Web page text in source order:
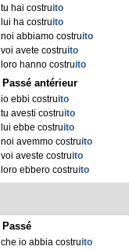
tu hai costruito
lui ha costruito
noi abbiamo costruito
voi avete costruito
loro hanno costruito
Passé antérieur
io ebbi costruito
tu avesti costruito
lui ebbe costruito
noi avemmo costruito
voi aveste costruito
loro ebbero costruito
Passé
che io abbia costruito